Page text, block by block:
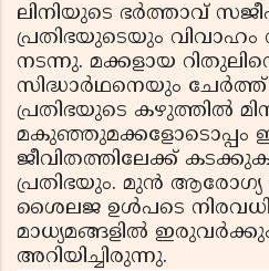
ലിനിയുടെ ഭര്‍ത്താവ്
പ്രതിഭയുടെയും വിവാഹം
നടന്നു. മക്കളായ
സിദ്ധാര്‍ഥനെയും
പ്രതിഭയുടെ കഴുത്തില്‍
മകുഞ്ഞുമക്കളോടൊപ്പം
ജീവിതത്തിലേക്ക്
പ്രതിഭയും. മുന്‍ ആരോഗ്യ
ശൈലജ ഉള്‍പടെ
മാധ്യമങ്ങളില്‍
അറിയിച്ചിരുന്നു.